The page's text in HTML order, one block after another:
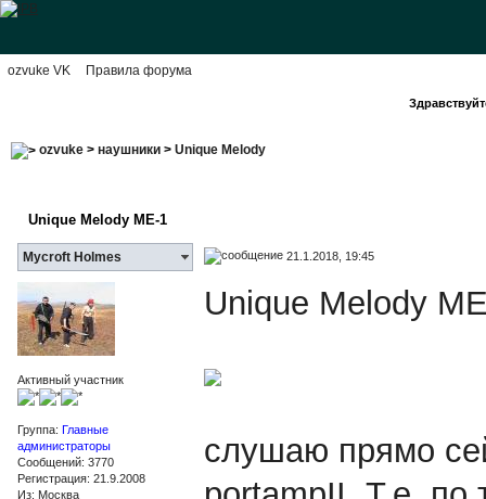
ozvuke VK Правила форума
ozvuke> наушники> Unique Melody
Unique Melody ME-1
Mycroft Holmes 21.1.2018, 19:45
Активный участник
Группа: Главные
администраторы
Сообщений: 3770
Регистрация: 21.9.2008
Из: Москва
Unique Melody
слушаю прямо